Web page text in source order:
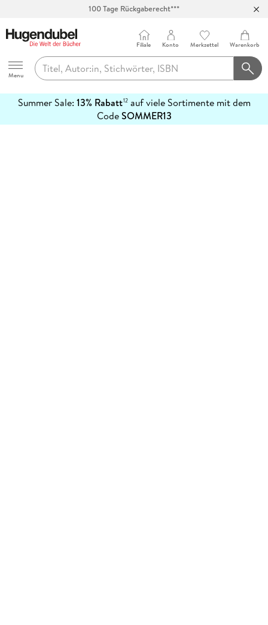
100 Tage Rückgaberecht***
Hugendubel
Menu
Filiale Konto Merkzettel Warenkorb
Summer Sale: 13% Rabatt12auf viele Sortimente mit dem
CodeSOMMER13
erfahren